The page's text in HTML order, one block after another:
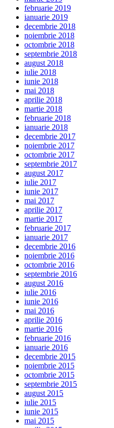
februarie 2019
ianuarie 2019
decembrie 2018
noiembrie 2018
octombrie 2018
septembrie 2018
august 2018
iulie 2018
iunie 2018
mai 2018
aprilie 2018
martie 2018
februarie 2018
ianuarie 2018
decembrie 2017
noiembrie 2017
octombrie 2017
septembrie 2017
august 2017
iulie 2017
iunie 2017
mai 2017
aprilie 2017
martie 2017
februarie 2017
ianuarie 2017
decembrie 2016
noiembrie 2016
octombrie 2016
septembrie 2016
august 2016
iulie 2016
iunie 2016
mai 2016
aprilie 2016
martie 2016
februarie 2016
ianuarie 2016
decembrie 2015
noiembrie 2015
octombrie 2015
septembrie 2015
august 2015
iulie 2015
iunie 2015
mai 2015